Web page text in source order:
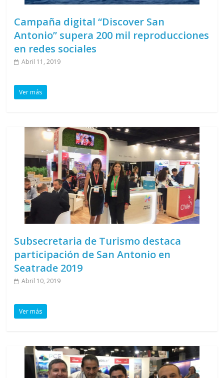
Campaña digital “Discover San
Antonio” supera 200 mil reproducciones
en redes sociales
Abril 11, 2019
Ver más
Subsecretaria de Turismo destaca
participación de San Antonio en
Seatrade 2019
Abril 10, 2019
Ver más